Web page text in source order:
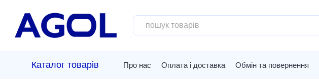
Каталог товарів Про нас Оплата і доставка Обмін та повернення